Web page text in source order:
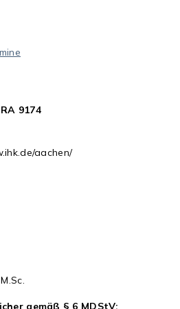
9174
aachen/
gemäß § 6 MDStV: